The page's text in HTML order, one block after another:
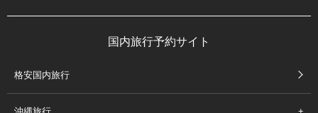
国内旅行予約サイト
格安国内旅行